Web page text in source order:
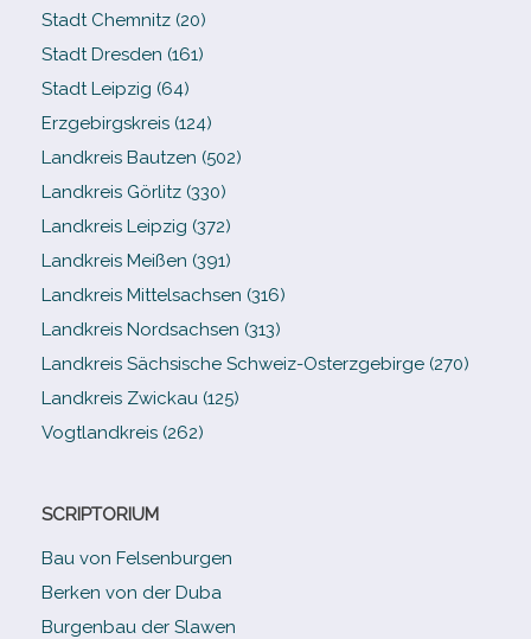
Stadt Chemnitz (20)
Stadt Dresden (161)
Stadt Leipzig (64)
Erzgebirgskreis (124)
Landkreis Bautzen (502)
Landkreis Görlitz (330)
Landkreis Leipzig (372)
Landkreis Meißen (391)
Landkreis Mittelsachsen (316)
Landkreis Nordsachsen (313)
Landkreis Sächsische Schweiz-​Osterzgebirge (270)
Landkreis Zwickau (125)
Vogtlandkreis (262)
SCRIPTORIUM
Bau von Felsenburgen
Berken von der Duba
Burgenbau der Slawen